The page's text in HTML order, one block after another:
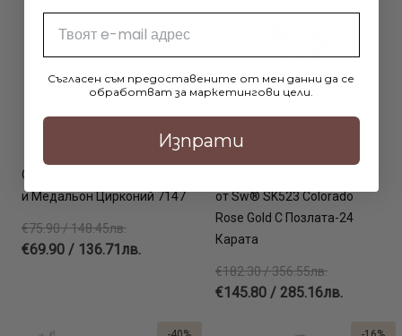
Сребърен Комплект Обеци
и Медальон Цирконий 7147
€75.90 / 148.45лв.
€69.90 / 136.71лв.
от Sw® SK523 Colorado
Rose Gold С Позлата-24
Карата
€182.30 / 356.55лв.
€145.80 / 285.16лв.
Съгласен съм предоставените от мен данни да се
обработват за маркетингови цели.
Изпрати